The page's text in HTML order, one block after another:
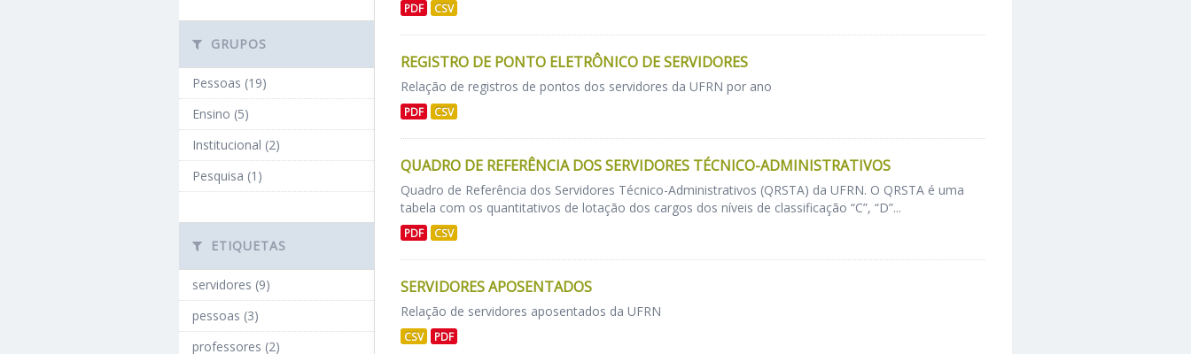
PDF CSV
REGISTRO DE PONTO ELETRÔNICO DE SERVIDORES
Relação de registros de pontos dos servidores da UFRN por ano
PDF CSV
QUADRO DE REFERÊNCIA DOS SERVIDORES TÉCNICO-ADMINISTRATIVOS
Quadro de Referência dos Servidores Técnico-Administrativos (QRSTA) da UFRN. O QRSTA é uma
tabela com os quantitativos de lotação dos cargos dos níveis de classificação “C”, “D”...
PDF CSV
SERVIDORES APOSENTADOS
Relação de servidores aposentados da UFRN
CSV PDF
GRUPOS
Pessoas (19)
Ensino (5)
Institucional (2)
Pesquisa (1)
ETIQUETAS
servidores (9)
pessoas (3)
professores (2)